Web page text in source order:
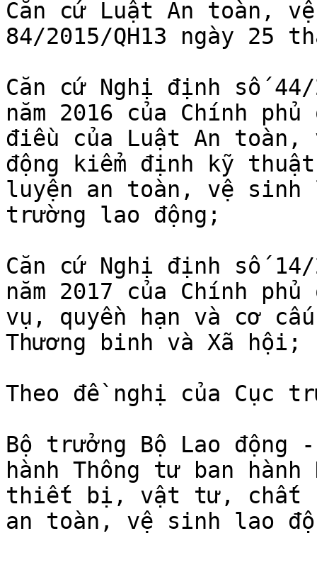
Căn cứ Luật An toàn,
84/2015/QH13 ngày 25
Căn cứ Nghị định số 44/
năm 2016 của Chính
điều của Luật An
động kiểm định kỹ
luyện an toàn, vệ sinh
trường lao động;
Căn cứ Nghị định số 14/
năm 2017 của Chính
vụ, quyền hạn và cơ
Thương binh và Xã hội;
Theo đề nghị của Cục
Bộ trưởng Bộ Lao động
hành Thông tư ban
thiết bị, vật tư, chất